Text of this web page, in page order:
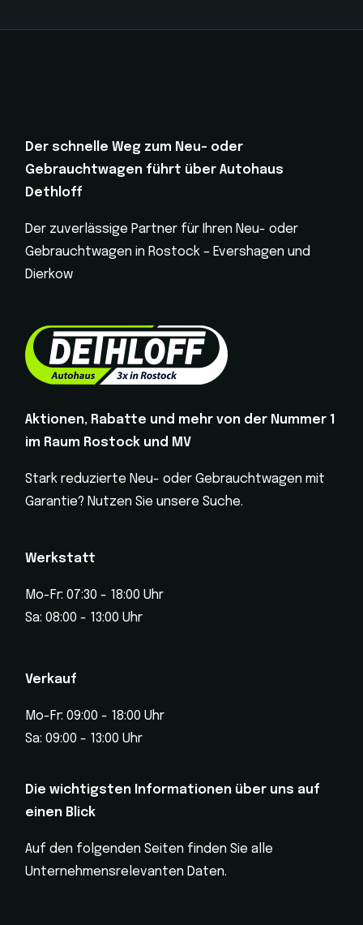
Der schnelle Weg zum Neu- oder
Gebrauchtwagen führt über Autohaus
Dethloff
Der zuverlässige Partner für Ihren Neu- oder
Gebrauchtwagen in Rostock – Evershagen und
Dierkow
Aktionen, Rabatte und mehr von der Nummer 1
im Raum Rostock und MV
Stark reduzierte Neu- oder Gebrauchtwagen mit
Garantie? Nutzen Sie unsere Suche.
Werkstatt
Mo-Fr: 07:30 - 18:00 Uhr
Sa: 08:00 - 13:00 Uhr
Verkauf
Mo-Fr: 09:00 - 18:00 Uhr
Sa: 09:00 - 13:00 Uhr
Die wichtigsten Informationen über uns auf
einen Blick
Auf den folgenden Seiten finden Sie alle
Unternehmensrelevanten Daten.